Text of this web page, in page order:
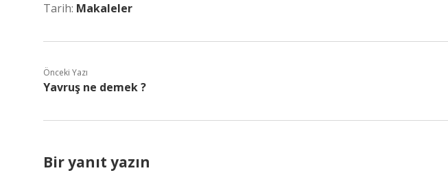
Tarih: Makaleler
Önceki Yazı
Yavruş ne demek ?
Bir yanıt yazın